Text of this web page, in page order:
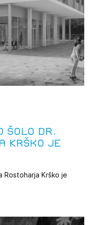
šolo dr.
Krško je
Rostoharja Krško je